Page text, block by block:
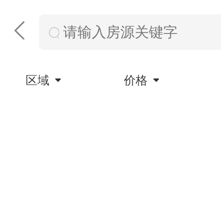
区域 价格